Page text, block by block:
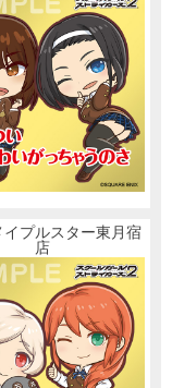
イプルスター東月宿
店